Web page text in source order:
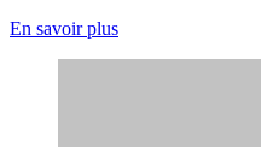
En savoir plus